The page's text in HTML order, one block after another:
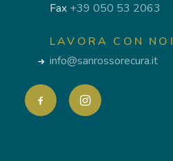
Fax +39 050 53 2063
LAVORA CON NOI
info@sanrossorecura.it